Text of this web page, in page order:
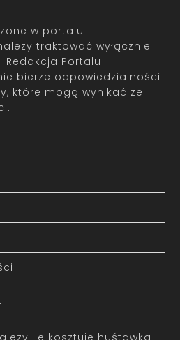
w portalu
traktować wyłącznie
Portalu
bierze odpowiedzialności
które mogą wynikać ze